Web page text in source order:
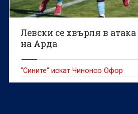
Левски се хвърля в атака
на Арда
"Сините" искат Чинонсо Офор